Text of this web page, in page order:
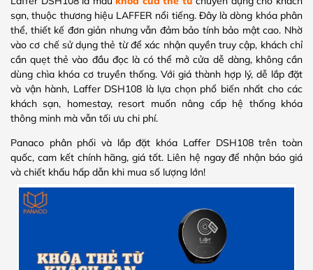
sạn, thuộc thương hiệu LAFFER nổi tiếng. Đây là dòng khóa phân
thể, thiết kế đơn giản nhưng vẫn đảm bảo tính bảo mật cao. Nhờ
vào cơ chế sử dụng thẻ từ để xác nhận quyền truy cập, khách chỉ
cần quẹt thẻ vào đầu đọc là có thể mở cửa dễ dàng, không cần
dùng chìa khóa cơ truyền thống. Với giá thành hợp lý, dễ lắp đặt
và vận hành, Laffer DSH108 là lựa chọn phổ biến nhất cho các
khách sạn, homestay, resort muốn nâng cấp hệ thống khóa
thông minh mà vẫn tối ưu chi phí.
Panaco phân phối và lắp đặt khóa Laffer DSH108 trên toàn
quốc, cam kết chính hãng, giá tốt. Liên hệ ngay để nhận báo giá
và chiết khấu hấp dẫn khi mua số lượng lớn!